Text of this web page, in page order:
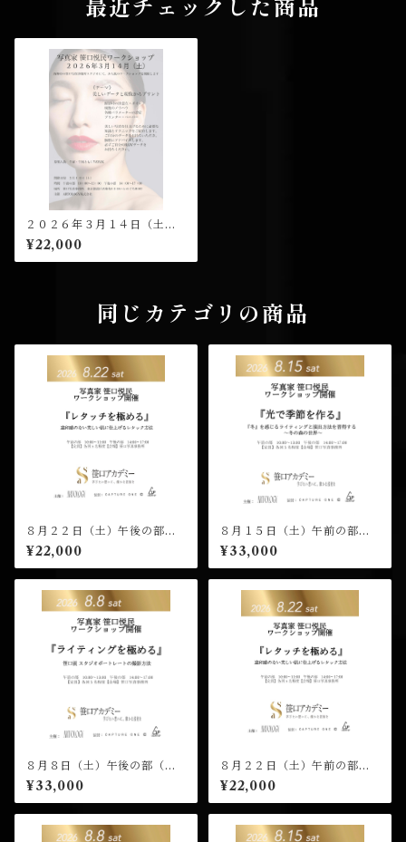
最近チェックした商品
２０２６年３月１４日（土）
午後の部（１４：００開演）
笹口悦民 ワークショップ 受
講チケット
¥22,000
同じカテゴリの商品
８月２２日（土）午後の部
（１４：００開演）笹口悦民
ワークショップ 受講チケッ
ト
¥22,000
８月１５日（土）午前の部
（１０：００開演）笹口悦民
ワークショップ 受講チケッ
ト
¥33,000
８月８日（土）午後の部（１
４：００開演）笹口悦民 ワー
クショップ 受講チケット
¥33,000
８月２２日（土）午前の部
（１０：００開演）笹口悦民
ワークショップ 受講チケッ
ト
¥22,000